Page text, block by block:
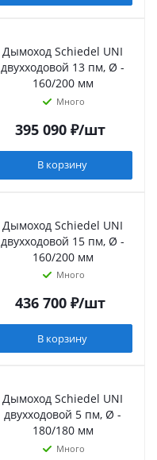
Дымоход Schiedel UNI
двухходовой 13 пм, Ø -
160/200 мм
Много
395 090₽/шт
В корзину
Дымоход Schiedel UNI
двухходовой 15 пм, Ø -
160/200 мм
Много
436 700₽/шт
В корзину
Дымоход Schiedel UNI
двухходовой 5 пм, Ø -
180/180 мм
Много